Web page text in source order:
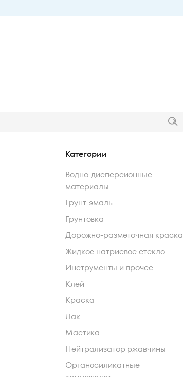
Категории
Водно-дисперсионные
материалы
Грунт-эмаль
Грунтовка
Дорожно-разметочная краска
Жидкое натриевое стекло
Инструменты и прочее
Клей
Краска
Лак
Мастика
Нейтрализатор ржавчины
Органосиликатные